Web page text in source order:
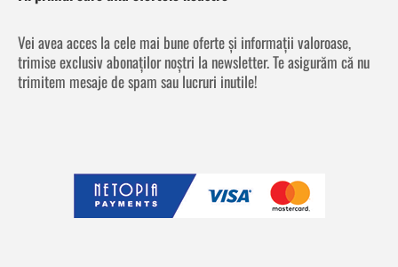
Vei avea acces la cele mai bune oferte și informații valoroase,
trimise exclusiv abonaților noștri la newsletter. Te asigurăm că nu
trimitem mesaje de spam sau lucruri inutile!